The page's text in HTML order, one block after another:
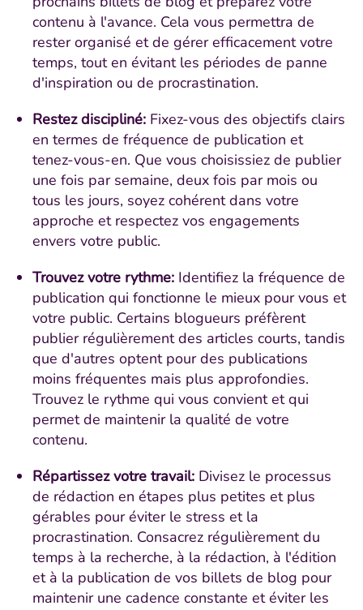
contenu à l'avance. Cela vous permettra de
rester organisé et de gérer efficacement votre
temps, tout en évitant les périodes de panne
d'inspiration ou de procrastination.
Restez discipliné: Fixez-vous des objectifs clairs
en termes de fréquence de publication et
tenez-vous-en. Que vous choisissiez de publier
une fois par semaine, deux fois par mois ou
tous les jours, soyez cohérent dans votre
approche et respectez vos engagements
envers votre public.
Trouvez votre rythme: Identifiez la fréquence de
publication qui fonctionne le mieux pour vous et
votre public. Certains blogueurs préfèrent
publier régulièrement des articles courts, tandis
que d'autres optent pour des publications
moins fréquentes mais plus approfondies.
Trouvez le rythme qui vous convient et qui
permet de maintenir la qualité de votre
contenu.
Répartissez votre travail: Divisez le processus
de rédaction en étapes plus petites et plus
gérables pour éviter le stress et la
procrastination. Consacrez régulièrement du
temps à la recherche, à la rédaction, à l'édition
et à la publication de vos billets de blog pour
maintenir une cadence constante et éviter les